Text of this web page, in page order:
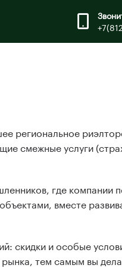
региональное
смежные услуги
где компании
вместе
скидки и особые
тем самым вы